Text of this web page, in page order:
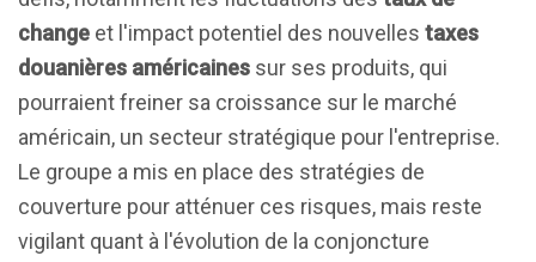
change et l'impact potentiel des nouvelles taxes
douanières américaines sur ses produits, qui
pourraient freiner sa croissance sur le marché
américain, un secteur stratégique pour l'entreprise.
Le groupe a mis en place des stratégies de
couverture pour atténuer ces risques, mais reste
vigilant quant à l'évolution de la conjoncture